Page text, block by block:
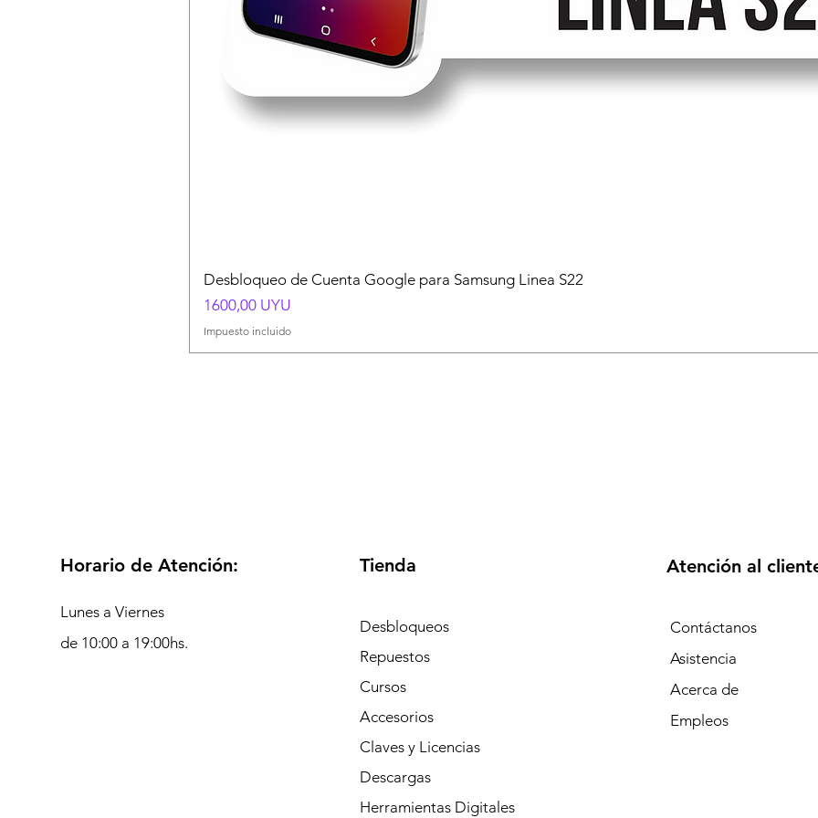
Desbloqueo de Cuenta Google para Samsung Linea S22
Precio
1600,00 UYU
Impuesto incluido
Horario de Atención:
Lunes a Viernes
de 10:00 a 19:00hs.
Tienda
Desbloqueos
Repuestos
Cursos
Accesorios
Claves y Licencias
Descargas
Herramientas Digitales
Atención al
Contáctanos
Asistencia
Acerca de
Empleos